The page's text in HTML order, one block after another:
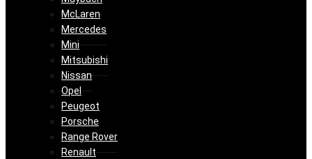
McLaren
Mercedes
Mini
Mitsubishi
Nissan
Opel
Peugeot
Porsche
Range Rover
Renault